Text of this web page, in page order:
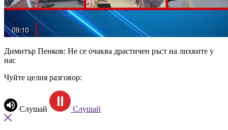
Димитър Пенков: Не се очаква драстичен ръст на лихвите у
нас
Чуйте целия разговор:
Слушай Слушай